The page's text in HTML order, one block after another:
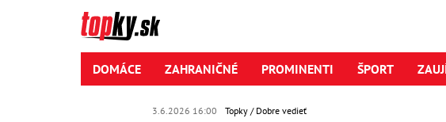
DOMÁCE ZAHRANIČNÉ PROMINENTI ŠPORT
3.6.2026 16:00 Topky Dobre vedieť